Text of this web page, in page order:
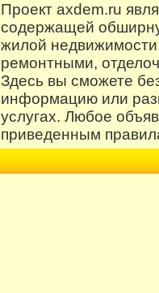
Проект axdem.ru
содержащей
жилой
ремонтными,
Здесь вы сможете
информацию или
услугах. Любое
приведенным